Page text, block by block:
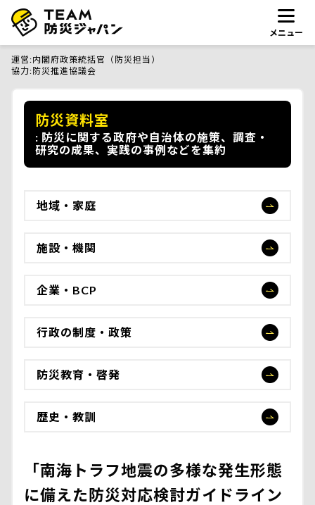
メニュー
運営 内閣府政策統括官（防災担当）
協力 防災推進協議会
防災資料室
防災に関する政府や自治体の施策、調査・
研究の成果、実践の事例などを集約
地域・家庭
施設・機関
企業・BCP
行政の制度・政策
防災教育・啓発
歴史・教訓
「南海トラフ地震の多様な発生形態
に備えた防災対応検討ガイドライン